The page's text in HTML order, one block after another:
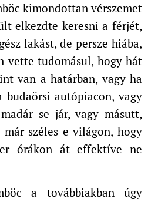
kimondottan vérszemet
elkezdte keresni a férjét,
lakást, de persze hiába,
vette tudomásul, hogy hát
van a határban, vagy ha
autópiacon, vagy
se jár, vagy másutt,
széles e világon, hogy
órákon át effektíve ne
a továbbiakban úgy